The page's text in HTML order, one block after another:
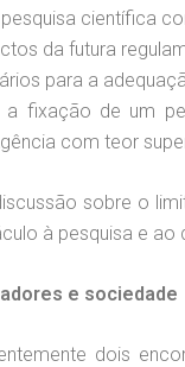
científica
da futura
para a
fixação de um
com teor
sobre o
à pesquisa e
e sociedade
dois